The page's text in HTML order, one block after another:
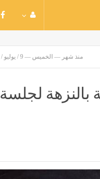
منذ شهر — الخميس — 9 / يوليو / 2026
بالنزهة لجلسة